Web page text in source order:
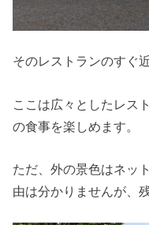
そのレストランのすぐ
ここは広々としたレス
の食事を楽しめます。
ただ、外の景色はネッ
由は分かりませんが、残